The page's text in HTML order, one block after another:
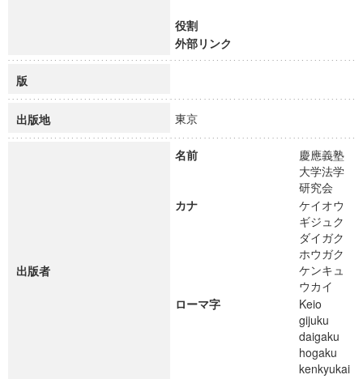
役割
外部リンク
版
出版地 東京
出版者
名前
慶應義塾
大学法学
研究会
カナ
ケイオウ
ギジュク
ダイガク
ホウガク
ケンキュ
ウカイ
ローマ字
Keio
gijuku
daigaku
hogaku
kenkyukai